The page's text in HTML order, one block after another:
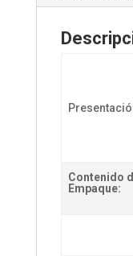
Contenido
Empaque: